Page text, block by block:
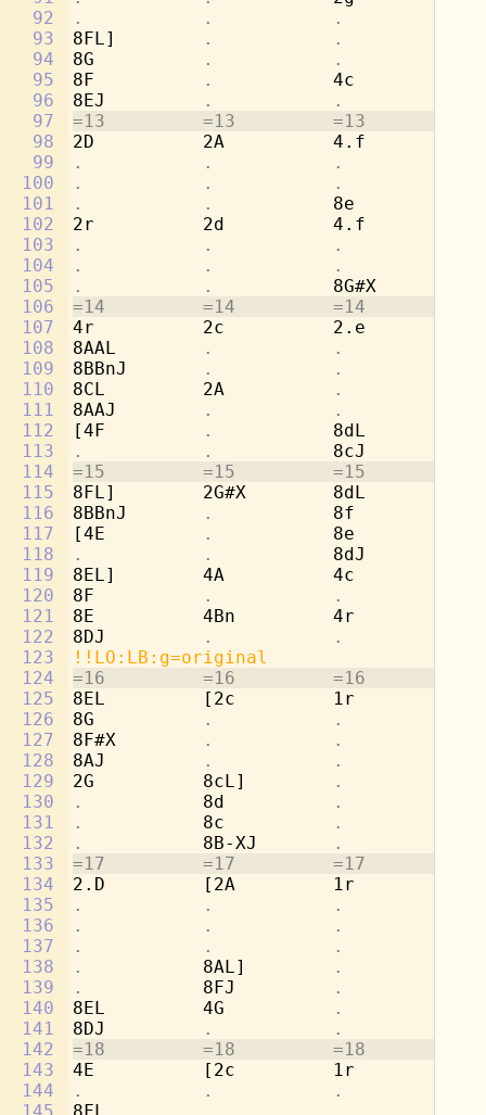
92
93
94
95
96
97
98
99
100
101
102
103
104
105
106
107
108
109
110
111
112
113
114
115
116
117
118
119
120
121
122
123
124
125
126
127
128
129
130
131
132
133
134
135
136
137
138
139
140
141
142
143
144
.           .           .
8FL]
.           .
8G
.           .           .
8F
. 4c
8EJ
.           .           .
=13         =13         =13
2D          2A          4.f
.           .           .
.           .           .
.           . 8e
2r          2d          4.f
.           .           .
.           .           .
.           . 8G#X
=14         =14         =14
4r          2c          2.e
8AAL
.           .
8BBnJ
.           .
8CL         2A
.
8AAJ
.           .           .
[4F
. 8dL
.           . 8cJ
=15         =15         =15
8FL]        2G#X        8dL
8BBnJ
. 8f
[4E
. 8e
.           . 8dJ
8EL]        4A          4c
8F
.           .           .
8E          4Bn         4r
8DJ
.           .           .
!!LO:LB:g=original
=16         =16         =16
8EL         [2c         1r
8G
.           .
8F#X
.           .
8AJ
.           .           .
2G          8cL]
.
. 8d .
. 8c .
. 8B-XJ .
=17         =17         =17
2.D         [2A         1r
.           .           .
.           .           .
.           .           .
. 8AL] .
. 8FJ
.           .
8EL         4G
.           .
8DJ
.           .           .
=18         =18         =18
4E          [2c         1r
.           .           .